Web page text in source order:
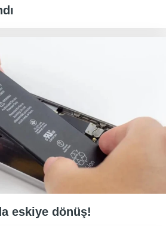
eskiye dönüş!